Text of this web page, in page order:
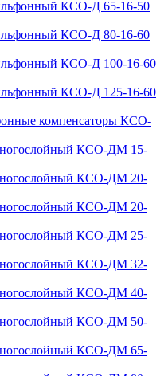
КСО-Д 65-16-50
КСО-Д 80-16-60
КСО-Д 100-16-60
КСО-Д 125-16-60
компенсаторы КСО-
КСО-ДМ 15-
КСО-ДМ 20-
КСО-ДМ 20-
КСО-ДМ 25-
КСО-ДМ 32-
КСО-ДМ 40-
КСО-ДМ 50-
КСО-ДМ 65-